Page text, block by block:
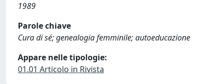
1989
Parole chiave
Cura di sé; genealogia femminile; autoeducazione
Appare nelle tipologie:
01.01 Articolo in Rivista